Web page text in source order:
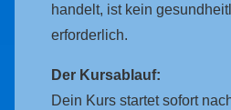
handelt, ist kein
erforderlich.
Der Kursablauf:
Dein Kurs startet sofort